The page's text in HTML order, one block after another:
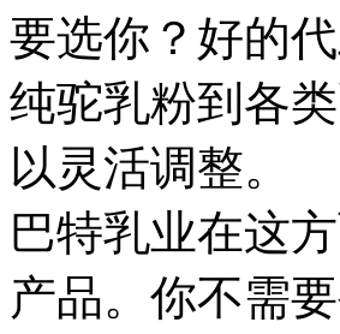
要选你？好的
纯驼乳粉到各
以灵活调整。
巴特乳业在这
产品。你不需